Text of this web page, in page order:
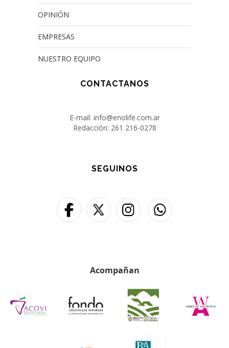
OPINIÓN
EMPRESAS
NUESTRO EQUIPO
CONTACTANOS
E-mail: info@enolife.com.ar
Redacción: 261 216-0278
SEGUINOS
Acompañan